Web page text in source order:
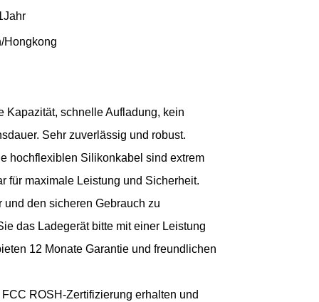
Hongkong
Kapazität, schnelle Aufladung, kein
Sehr zuverlässig und robust.
hochflexiblen Silikonkabel sind extrem
für maximale Leistung und Sicherheit.
den sicheren Gebrauch zu
das Ladegerät bitte mit einer Leistung
12 Monate Garantie und freundlichen
ROSH-Zertifizierung erhalten und